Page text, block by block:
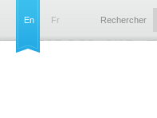
En Fr Rechercher